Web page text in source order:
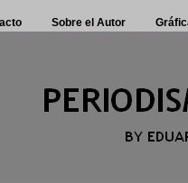
Sobre el Autor